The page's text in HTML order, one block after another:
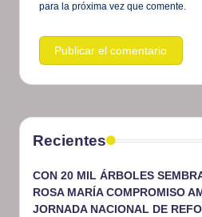
para la próxima vez que comente.
Recientes
CON 20 MIL ÁRBOLES
ROSA MARÍA COMPROMISO
JORNADA NACIONAL DE